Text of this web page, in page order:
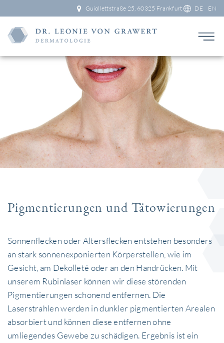
Guiollettstraße 25, 60325 Frankfurt DE EN
Pigmentierungen und Tätowierungen
Sonnenflecken oder Altersflecken entstehen besonders
an stark sonnenexponierten Körperstellen, wie im
Gesicht, am Dekolleté oder an den Handrücken. Mit
unserem Rubinlaser können wir diese störenden
Pigmentierungen schonend entfernen. Die
Laserstrahlen werden in dunkler pigmentierten Arealen
absorbiert und können diese entfernen ohne
umliegendes Gewebe zu schädigen. Ergebnis ist ein